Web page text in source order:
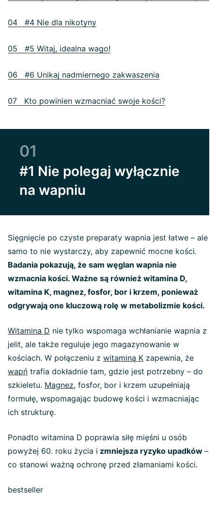
04 #4 Nie dla nikotyny
05 #5 Witaj, idealna wago!
06 #6 Unikaj nadmiernego zakwaszenia
07 Kto powinien wzmacniać swoje kości?
01
#1 Nie polegaj wyłącznie
na wapniu
Sięgnięcie po czyste preparaty wapnia jest łatwe – ale
samo to nie wystarczy, aby zapewnić mocne kości.
Badania pokazują, że sam węglan wapnia nie
wzmacnia kości. Ważne są również witamina D,
witamina K, magnez, fosfor, bor i krzem, ponieważ
odgrywają one kluczową rolę w metabolizmie kości.
Witamina D nie tylko wspomaga wchłanianie wapnia z
jelit, ale także reguluje jego magazynowanie w
kościach. W połączeniu z witaminą K zapewnia, że
wapń trafia dokładnie tam, gdzie jest potrzebny – do
szkieletu. Magnez, fosfor, bor i krzem uzupełniają
formułę, wspomagając budowę kości i wzmacniając
ich strukturę.
Ponadto witamina D poprawia siłę mięśni u osób
powyżej 60. roku życia i zmniejsza ryzyko upadków –
co stanowi ważną ochronę przed złamaniami kości.
bestseller